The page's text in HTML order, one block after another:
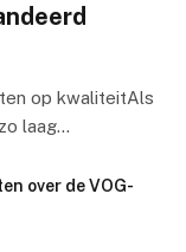
op kwaliteitAls
laag…
over de VOG-